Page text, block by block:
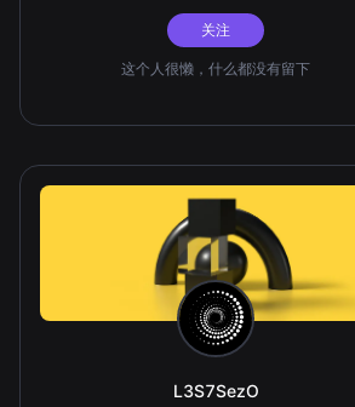
关注
这个人很懒，什么都没有留下
L3S7SezO